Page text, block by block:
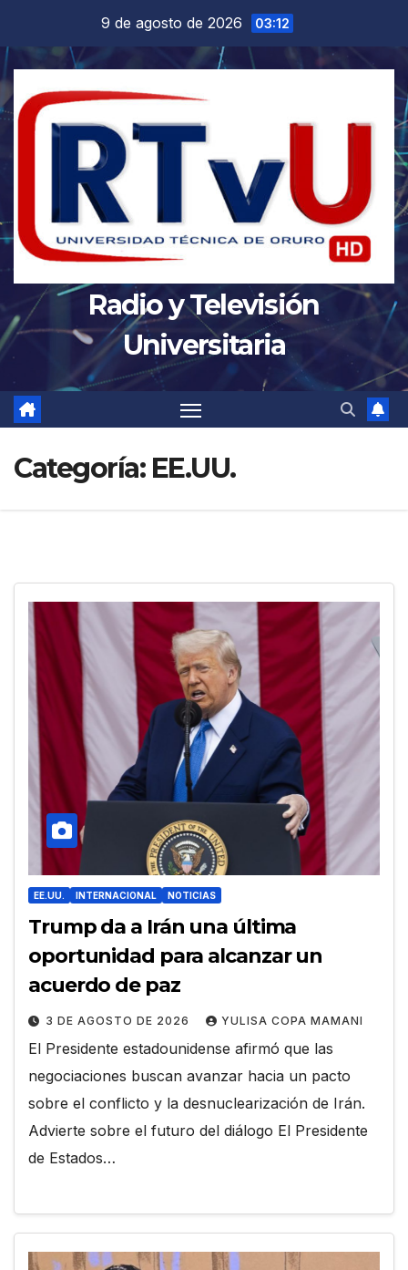
contenido
9 de agosto de 2026 03:12
Radio y Televisión
Universitaria
Categoría: EE.UU.
EE.UU. INTERNACIONAL NOTICIAS
Trump da a Irán una última
oportunidad para alcanzar un
acuerdo de paz
3 DE AGOSTO DE 2026 YULISA COPA MAMANI
El Presidente estadounidense afirmó que las
negociaciones buscan avanzar hacia un pacto
sobre el conflicto y la desnuclearización de Irán.
Advierte sobre el futuro del diálogo El Presidente
de Estados…